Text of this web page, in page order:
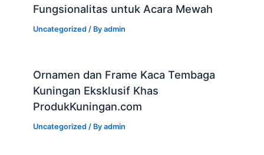
Fungsionalitas untuk Acara Mewah
Uncategorized / Byadmin
Ornamen dan Frame Kaca Tembaga
Kuningan Eksklusif Khas
ProdukKuningan.com
Uncategorized / Byadmin